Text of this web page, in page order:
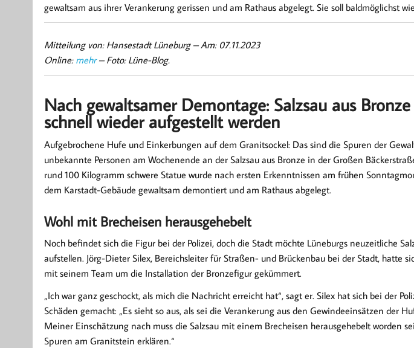
gewaltsam aus ihrer Verankerung gerissen und am Rathaus abgelegt. Sie soll baldmöglichst
Mitteilung von: Hansestadt Lüneburg –Am: 07.11.2023
Online: mehr– Foto: Lüne-Blog.
Nach gewaltsamer Demontage: Salzsau aus
schnell wieder aufgestellt werden
Aufgebrochene Hufe und Einkerbungen auf dem Granitsockel: Das sind die Spuren der
unbekannte Personen am Wochenende an der Salzsau aus Bronze in der Großen
rund 100 Kilogramm schwere Statue wurde nach ersten Erkenntnissen am frühen
dem Karstadt-Gebäude gewaltsam demontiert und am Rathaus abgelegt.
Wohl mit Brecheisen herausgehebelt
Noch befindet sich die Figur bei der Polizei, doch die Stadt möchte Lüneburgs neuzeitliche
aufstellen. Jörg-Dieter Silex, Bereichsleiter für Straßen- und Brückenbau bei der Stadt, hatte
mit seinem Team um die Installation der Bronzefigur gekümmert.
„Ich war ganz geschockt, als mich die Nachricht erreicht hat“, sagt er. Silex hat sich bei der
Schäden gemacht: „Es sieht so aus, als sei die Verankerung aus den Gewindeeinsätzen der
Meiner Einschätzung nach muss die Salzsau mit einem Brecheisen herausgehebelt worden
Spuren am Granitstein erklären.“